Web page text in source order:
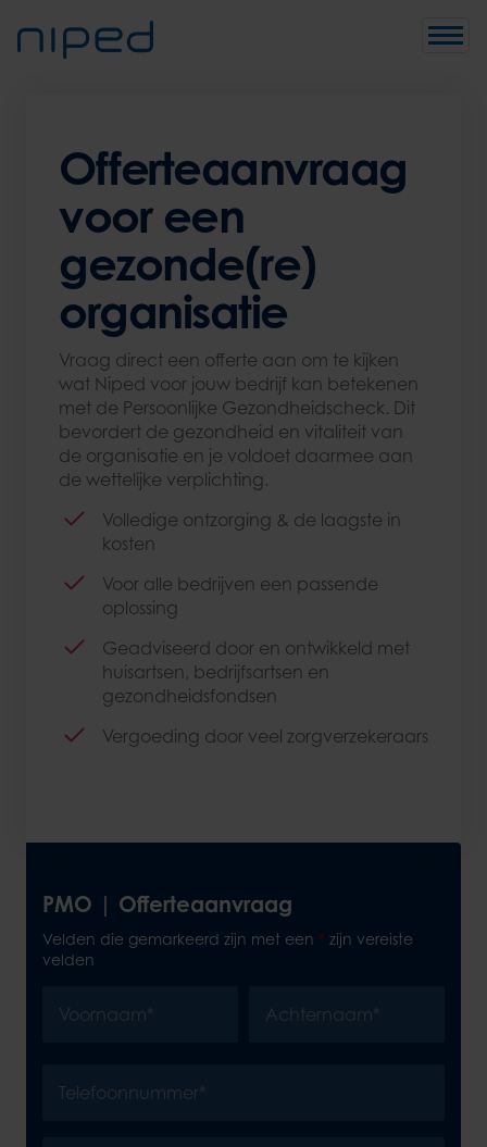
Offerteaanvraag
voor een
gezonde(re)
organisatie
Vraag direct een offerte aan om te kijken
wat Niped voor jouw bedrijf kan betekenen
met de Persoonlijke Gezondheidscheck. Dit
bevordert de gezondheid en vitaliteit van
de organisatie en je voldoet daarmee aan
de wettelijke verplichting.
Volledige ontzorging & de laagste in
kosten
Voor alle bedrijven een passende
oplossing
Geadviseerd door en ontwikkeld met
huisartsen, bedrijfsartsen en
gezondheidsfondsen
Vergoeding door veel zorgverzekeraars
PMO | Offerteaanvraag
Velden die gemarkeerd zijn met een * zijn vereiste
velden